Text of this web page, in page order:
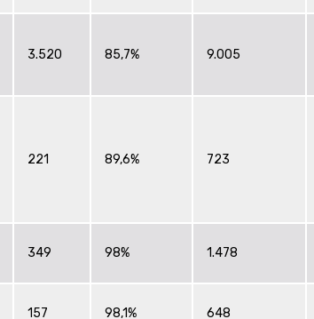
3.520 85,7% 9.005
221 89,6% 723
349 98% 1.478
157 98,1% 648